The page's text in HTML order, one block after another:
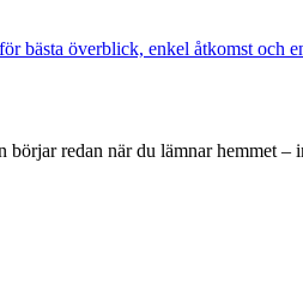
bästa överblick, enkel åtkomst och
redan när du lämnar hemmet –